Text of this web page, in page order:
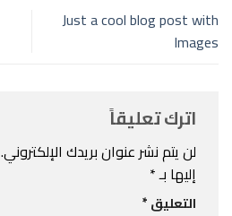
Just a cool blog post with
Images
اترك تعليقاً
لن يتم نشر عنوان بريدك الإلكتروني.
إليها بـ*
التعليق*